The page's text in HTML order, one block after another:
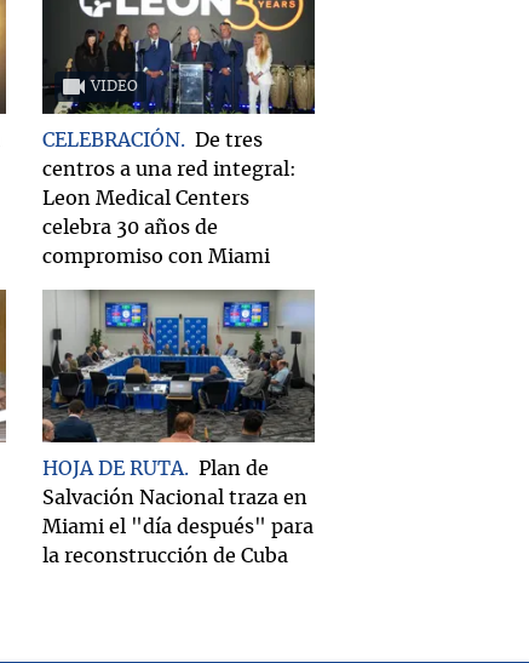
VIDEO
CELEBRACIÓN
De tres
centros a una red integral:
Leon Medical Centers
celebra 30 años de
compromiso con Miami
HOJA DE RUTA
Plan de
Salvación Nacional traza en
Miami el "día después" para
la reconstrucción de Cuba